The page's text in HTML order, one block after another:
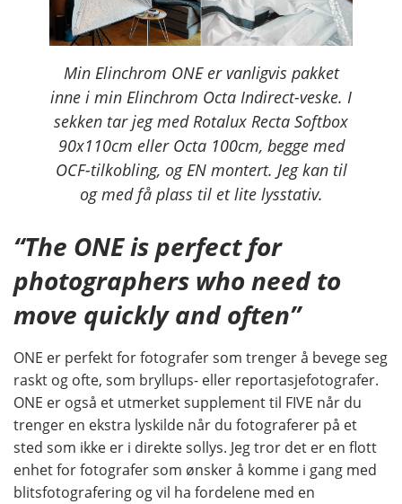
Min Elinchrom ONE er vanligvis pakket
inne i min Elinchrom Octa Indirect-veske. I
sekken tar jeg med Rotalux Recta Softbox
90x110cm eller Octa 100cm, begge med
OCF-tilkobling, og EN montert. Jeg kan til
og med få plass til et lite lysstativ.
“The ONE is perfect for
photographers who need to
move quickly and often”
ONE er perfekt for fotografer som trenger å bevege seg
raskt og ofte, som bryllups- eller reportasjefotografer.
ONE er også et utmerket supplement til FIVE når du
trenger en ekstra lyskilde når du fotograferer på et
sted som ikke er i direkte sollys. Jeg tror det er en flott
enhet for fotografer som ønsker å komme i gang med
blitsfotografering og vil ha fordelene med en